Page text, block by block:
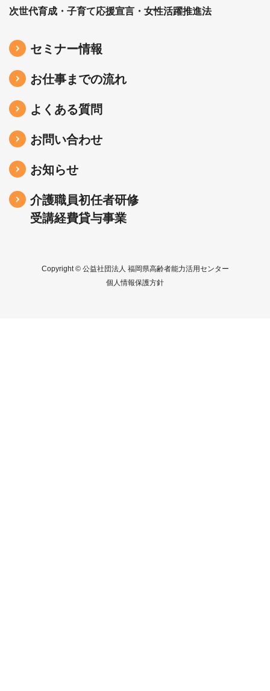
次世代育成・子育て応援宣言・女性活躍推進法
セミナー情報
お仕事までの流れ
よくある質問
お問い合わせ
お知らせ
介護職員初任者研修
受講経費貸与事業
Copyright © 公益社団法人 福岡県高齢者能力活用センター
個人情報保護方針